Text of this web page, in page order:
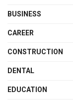
BUSINESS
CAREER
CONSTRUCTION
DENTAL
EDUCATION